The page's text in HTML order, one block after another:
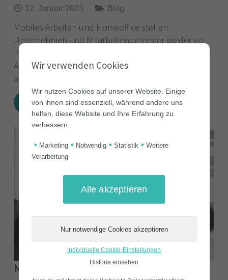
12. Januar 2023 Blog
Mobiles Arbeiten und Homeoffice stellen
Unternehmen und Mitarbeitende immer wieder vor
neue Herausforderungen und Anforderungen. Diese
Arbeitsweise eröffnet die Möglichkeit, flexibler zu
arbeiten, was vor allem im Hinblick auf die…
Weiterlesen
Blog
Mitarbeiterschulung
Wir verwenden Cookies
Wir nutzen Cookies auf unserer Website. Einige
von ihnen sind essenziell, während andere uns
helfen, diese Website und Ihre Erfahrung zu
verbessern.
• Marketing • Notwendig • Statistik • Weitere
Verarbeitung
Individuelle Cookie-Einstellungen
Historie einsehen